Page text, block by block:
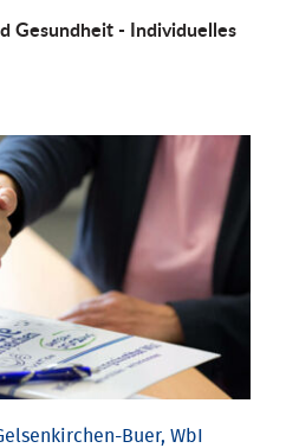
Gesund­heit - Individu­elles
Buer, WbI